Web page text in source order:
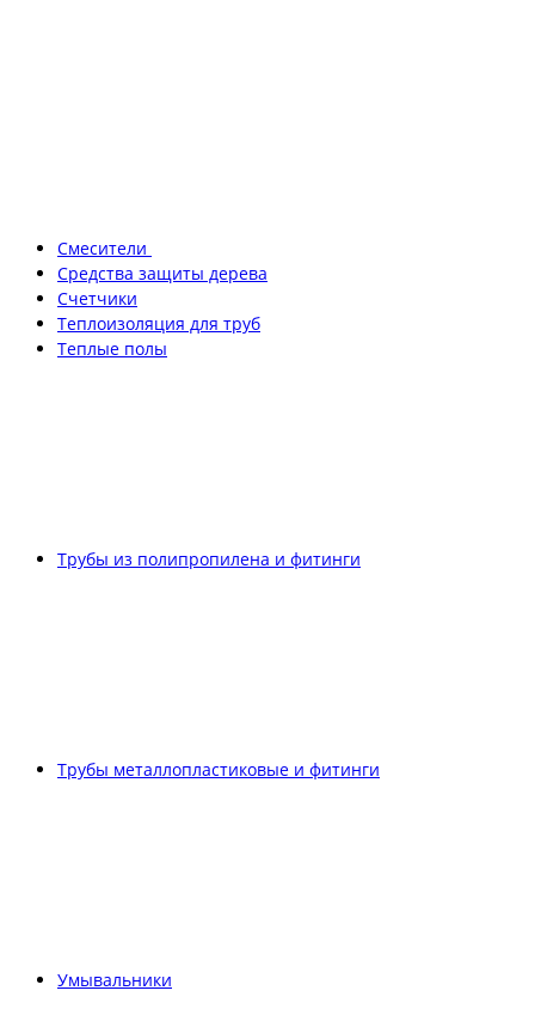
Смесители
Средства защиты дерева
Счетчики
Теплоизоляция для труб
Теплые полы
Трубы из полипропилена и фитинги
Трубы металлопластиковые и фитинги
Умывальники